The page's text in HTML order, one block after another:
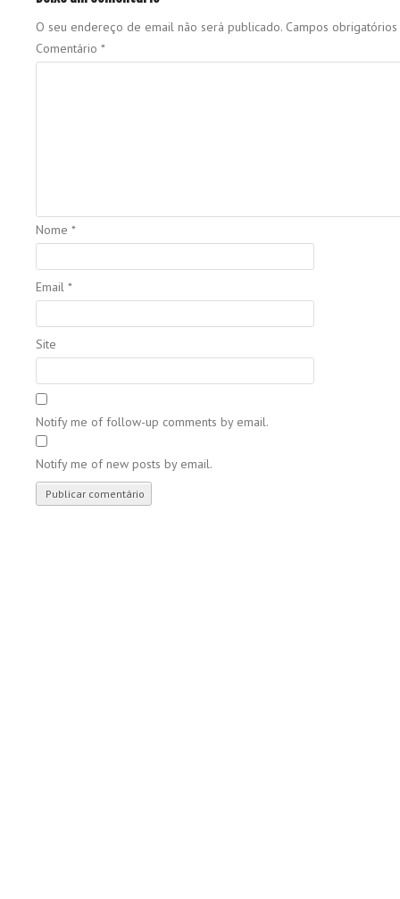
O seu endereço de email não será publicado. Campos
Comentário *
Nome *
Email *
Site
Notify me of follow-up comments by email.
Notify me of new posts by email.